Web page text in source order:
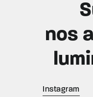
nos
Instagram